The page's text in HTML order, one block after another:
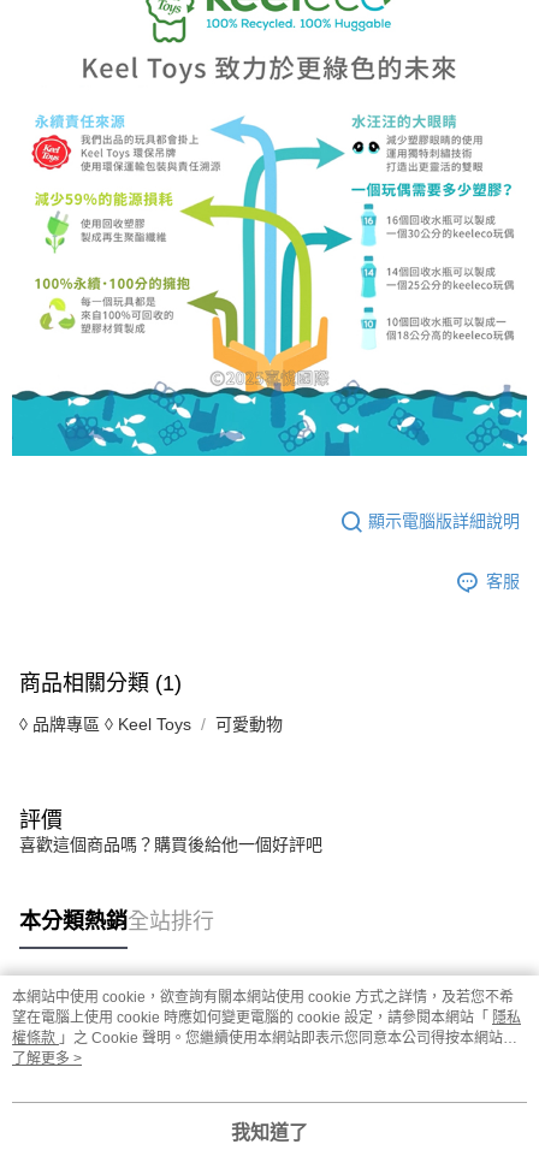
顯示電腦版詳細說明
客服
商品相關分類 (1)
◊ 品牌專區 ◊ Keel Toys 可愛動物
評價
喜歡這個商品嗎？購買後給他一個好評吧
本分類熱銷全站排行
熱門標籤
本網站中使用 cookie，欲查詢有關本網站使用 cookie 方式之詳情，及若您不希
望在電腦上使用 cookie 時應如何變更電腦的 cookie 設定，請參閱本網站「 隱私
權條款 」之 Cookie 聲明。您繼續使用本網站即表示您同意本公司得按本網站使
用條款之 Cookie 聲明使用 cookie。
了解更多 >
我知道了